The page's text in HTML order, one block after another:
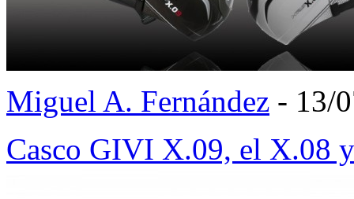
Miguel A. Fernández - 13/
Casco GIVI X.09, el X.08